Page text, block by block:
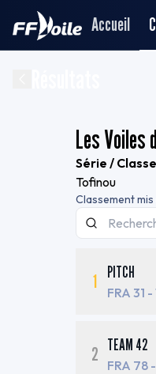
Accueil
Les Voiles
Série / Classe
Tofinou
Classement
1 PITCH
FRA 31 -
2 TEAM 42
FRA 78